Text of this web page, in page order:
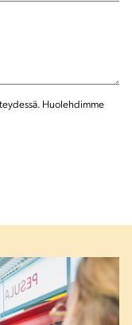
Huolehdimme